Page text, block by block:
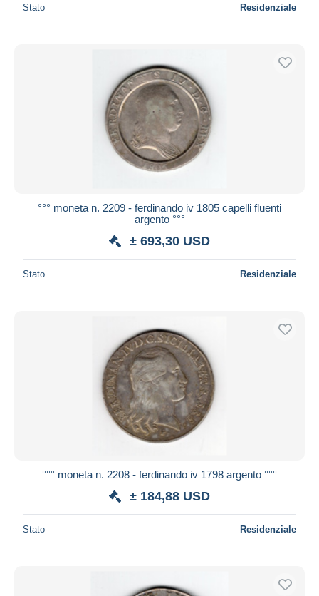
Stato Residenziale
°°° moneta n. 2209 - ferdinando iv 1805 capelli fluenti
argento °°°
± 693,30 USD
Stato Residenziale
°°° moneta n. 2208 - ferdinando iv 1798 argento °°°
± 184,88 USD
Stato Residenziale